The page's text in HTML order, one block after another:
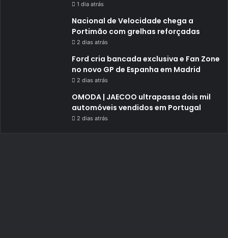
1 dia atrás
Nacional de Velocidade chega a
Portimão com grelhas reforçadas
2 dias atrás
Ford cria bancada exclusiva e Fan Zone
no novo GP de Espanha em Madrid
2 dias atrás
OMODA | JAECOO ultrapassa dois mil
automóveis vendidos em Portugal
2 dias atrás